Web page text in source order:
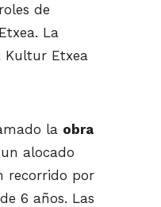
de
La
Kultur Etxea
la obra
alocado
recorrido por
6 años. Las